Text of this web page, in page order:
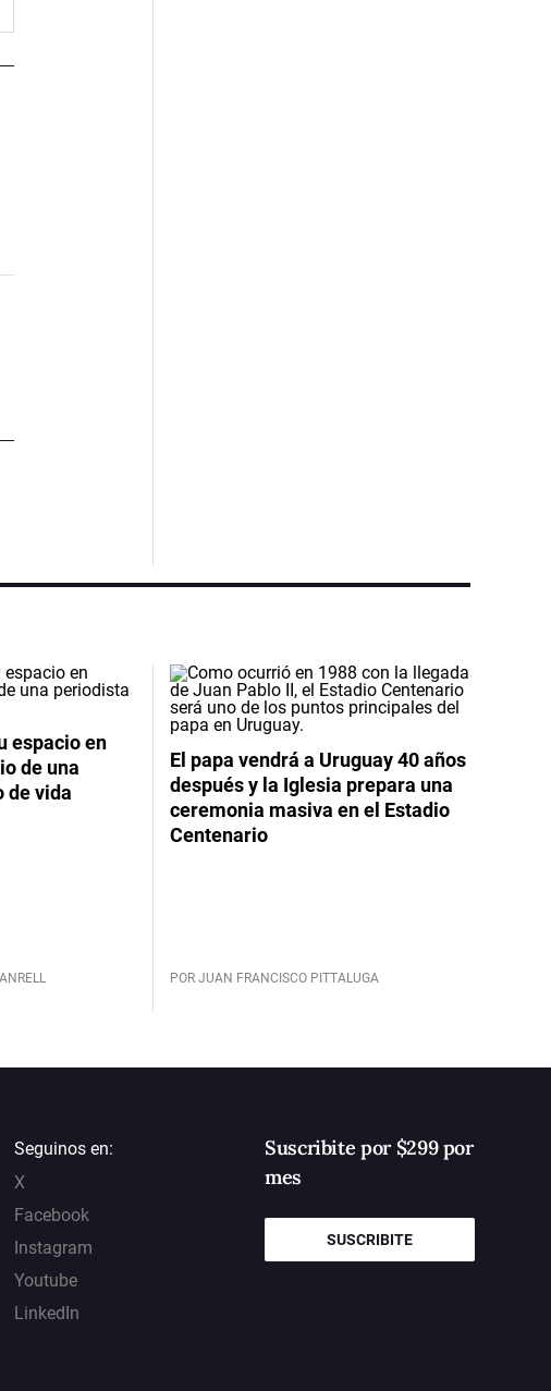
espacio en
de una
de vida
El papa vendrá a Uruguay 40 años
después y la Iglesia prepara una
ceremonia masiva en el Estadio
Centenario
POR JUAN FRANCISCO PITTALUGA
Seguinos en:
X
Facebook
Instagram
Youtube
LinkedIn
Suscribite por $299 por
mes
SUSCRIBITE